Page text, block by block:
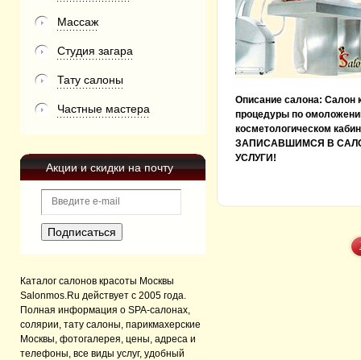
Массаж
Студия загара
Тату салоны
Частные мастера
Акции и скидки на почту
Каталог салонов красоты Москвы
Salonmos.Ru действует с 2005 года.
Полная информация о SPA-салонах,
солярии, тату салоны, парикмахерские
Москвы, фотогалерея, цены, адреса и
телефоны, все виды услуг, удобный
Описание салона: Салон
процедуры по
косметологическом
ЗАПИСАВШИМСЯ В
УСЛУГИ!